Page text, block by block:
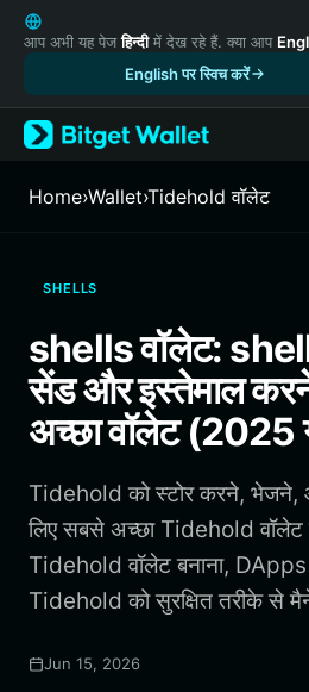
English
日本語
Русский
Español (Latinoamérica)
Türkçe
Italiano
繁體中文
Português (Portugal)
Bahasa Indonesia
ภาษาไทย
Português (Brasil)
Español (Argentina)
आप अभी यह पेजहिन्दीमें देख रहे हैं. क्या आप
English पर स्विच करें
Home›Wallet›Tidehold वॉलेट
SHELLS
shells वॉलेट:
सेंड और इस्तेमाल
अच्छा वॉलेट (2025
Tidehold को स्टोर करने, भेजने,
लिए सबसे अच्छा Tidehold वॉलेट
Tidehold वॉलेट बनाना,
Tidehold को सुरक्षित तरीके से
Jun 15, 2026